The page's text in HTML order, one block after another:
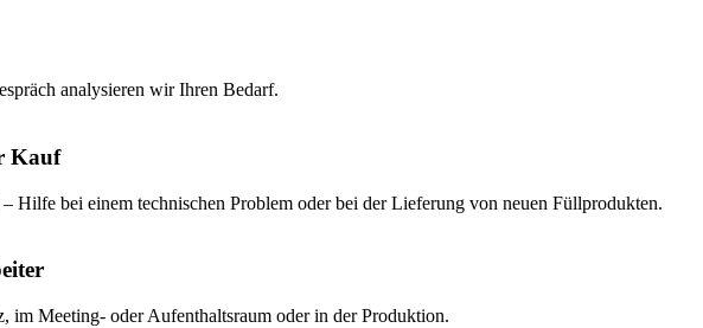
analysieren wir Ihren Bedarf.
Kauf
Hilfe bei einem technischen Problem oder bei der Lieferung von neuen Füllprodukten.
im Meeting- oder Aufenthaltsraum oder in der Produktion.